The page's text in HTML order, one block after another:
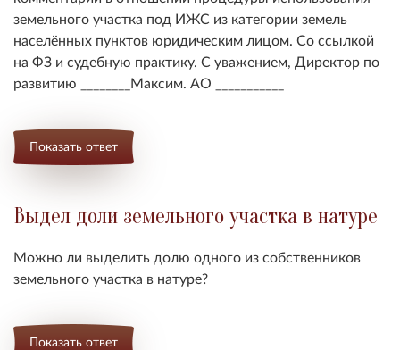
земельного участка под ИЖС из категории земель
населённых пунктов юридическим лицом. Со ссылкой
на ФЗ и судебную практику. С уважением, Директор по
развитию ________Максим. АО ___________
Показать ответ
Выдел доли земельного участка в натуре
Можно ли выделить долю одного из собственников
земельного участка в натуре?
Показать ответ